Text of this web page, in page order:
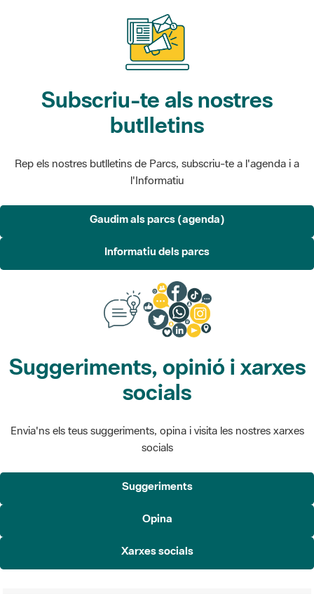
Subscriu-te als nostres
butlletins
Rep els nostres butlletins de Parcs, subscriu-te a l'agenda i a
l'Informatiu
Gaudim als parcs (agenda)
Informatiu dels parcs
Suggeriments, opinió i xarxes
socials
Envia'ns els teus suggeriments, opina i visita les nostres xarxes
socials
Suggeriments
Opina
Xarxes socials